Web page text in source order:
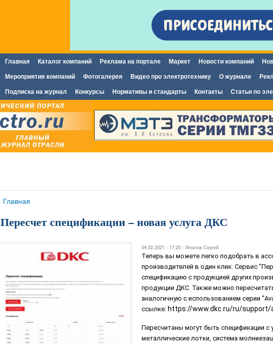
содержанию
Главное меню
Главная Каталог компаний Реклама на портале Маркет Новости компаний
Мероприятия компаний Фотогалерея Видео про электротехнику О журнале
Подписка на журнал Конкурсы Нормативы и стандарты Контакты Статьи по
Вы здесь
Главная
Пересчет спецификации – новая услуга ДКС
04.02.2021 - 17:20 - Игнатов Сергей
Теперь вы можете легко подобрать в
производителей в один клик. Сервис
спецификацию с продукцией других
продукции ДКС. Также можно
аналогичную с использованием серии
ссылке: https://www.dkc.ru/ru/support/
Пересчитаны могут быть спецификации с
металлические лотки, система